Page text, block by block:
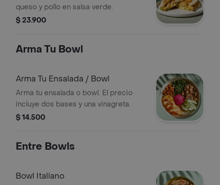
queso y pollo en salsa verde.
$ 23.900
Arma Tu Bowl
Arma Tu Ensalada / Bowl
Arma tu ensalada o bowl. El precio
incluye dos bases y una vinagreta.
$ 14.500
Entre Bowls
Bowl Italiano